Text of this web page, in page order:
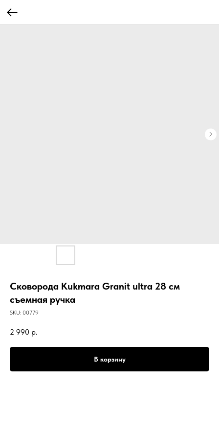
Сковорода Kukmara Granit ultra 28 см
съемная ручка
SKU: 00779
2 990 р.
В корзину